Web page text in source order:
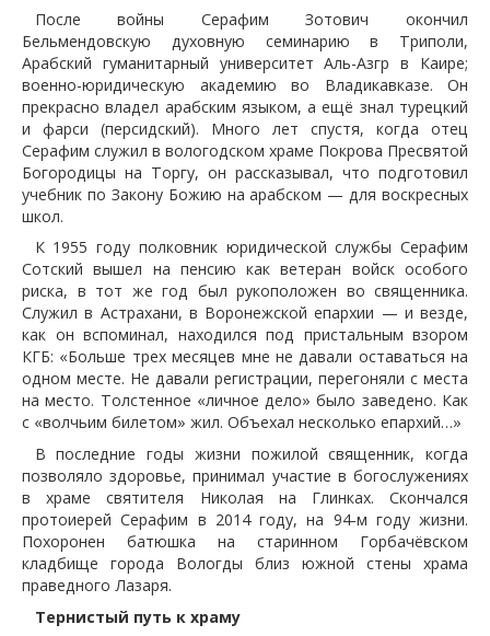
После войны Серафим Зотович окончил
Бельмендовскую духовную семинарию в Триполи,
Арабский гуманитарный университет Аль-Азгр в Каире;
военно-юридическую академию во Владикавказе. Он
прекрасно владел арабским языком, а ещё знал турецкий
и фарси (персидский). Много лет спустя, когда отец
Серафим служил в вологодском храме Покрова Пресвятой
Богородицы на Торгу, он рассказывал, что подготовил
учебник по Закону Божию на арабском — для воскресных
школ.
К 1955 году полковник юридической службы Серафим
Сотский вышел на пенсию как ветеран войск особого
риска, в тот же год был рукоположен во священника.
Служил в Астрахани, в Воронежской епархии — и везде,
как он вспоминал, находился под пристальным взором
КГБ: «Больше трех месяцев мне не давали оставаться на
одном месте. Не давали регистрации, перегоняли с места
на место. Толстенное «личное дело» было заведено. Как
с «волчьим билетом» жил. Объехал несколько епархий…»
В последние годы жизни пожилой священник, когда
позволяло здоровье, принимал участие в богослужениях
в храме святителя Николая на Глинках. Скончался
протоиерей Серафим в 2014 году, на 94-м году жизни.
Похоронен батюшка на старинном Горбачёвском
кладбище города Вологды близ южной стены храма
праведного Лазаря.
Тернистый путь к храму